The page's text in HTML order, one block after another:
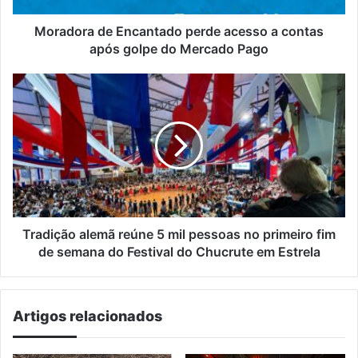
golpe
Moradora de Encantado perde acesso a contas
após golpe do Mercado Pago
Tradição
alemã
reúne
5
mil
pessoas
no
primeiro
fim
de
semana
Chucrute
em
Tradição alemã reúne 5 mil pessoas no primeiro fim
de semana do Festival do Chucrute em Estrela
Artigos relacionados